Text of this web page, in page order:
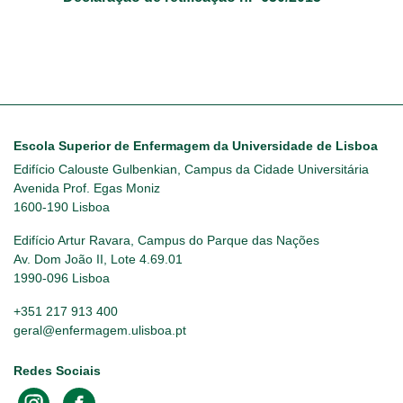
Escola Superior de Enfermagem da Universidade de Lisboa
Edifício Calouste Gulbenkian, Campus da Cidade Universitária
Avenida Prof. Egas Moniz
1600-190 Lisboa
Edifício Artur Ravara, Campus do Parque das Nações
Av. Dom João II, Lote 4.69.01
1990-096 Lisboa
+351 217 913 400
geral@enfermagem.ulisboa.pt
Redes Sociais